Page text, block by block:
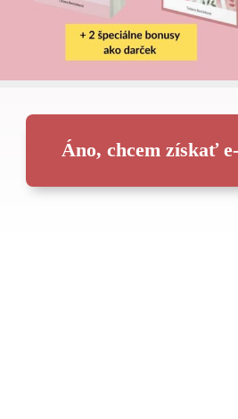
Áno, chcem získať